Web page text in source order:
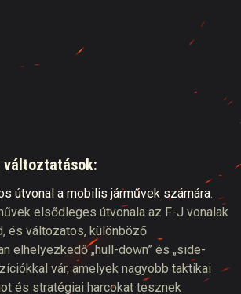
változtatások:
útvonal a mobilis járművek számára.
elsődleges útvonala az F-J vonalak
és változatos, különböző
elhelyezkedő „hull-down” és „side-
vár, amelyek nagyobb taktikai
és stratégiai harcokat tesznek